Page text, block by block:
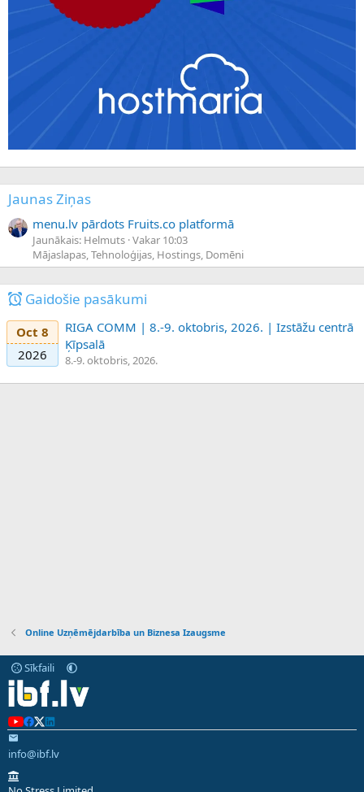
Jaunas Ziņas
menu.lv pārdots Fruits.co platformā
Jaunākais: Helmuts Vakar 10:03
Mājaslapas, Tehnoloģijas, Hostings, Domēni
Gaidošie pasākumi
Oct 8
2026
RIGA COMM | 8.-9. oktobris, 2026. | Izstāžu centrā
Ķīpsalā
8.-9. oktobris, 2026.
Online Uzņēmējdarbība un Biznesa Izaugsme
Sīkfaili
info@ibf.lv